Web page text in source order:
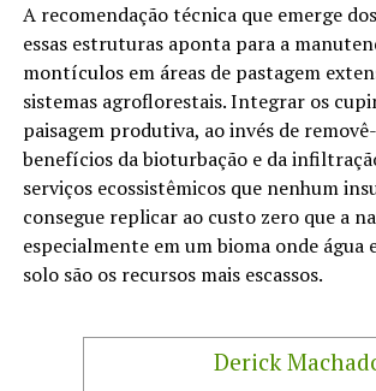
A recomendação técnica que emerge
essas estruturas aponta para a
montículos em áreas de pastagem
sistemas agroflorestais. Integrar os
paisagem produtiva, ao invés de
benefícios da bioturbação e da
serviços ecossistêmicos que nenhum
consegue replicar ao custo zero que a
especialmente em um bioma onde água
solo são os recursos mais escassos.
Derick